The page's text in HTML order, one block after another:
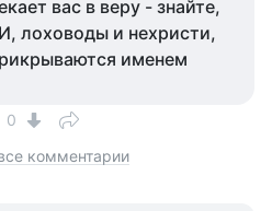
вас в веру - знайте,
и нехристи,
именем
0
комментарии